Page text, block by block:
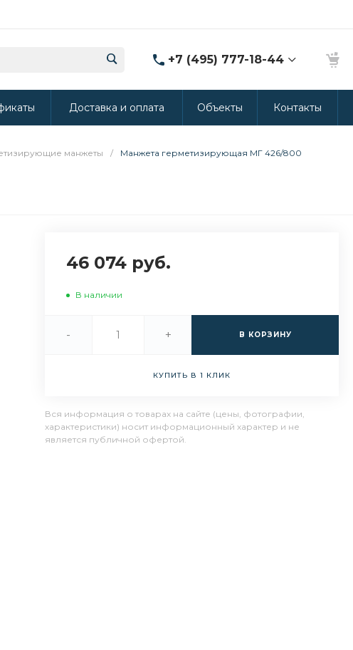
+7 (495) 777-18-44
8 (986) 314-94-49
Промышленная 15
8:30-20:00
Доставка и оплата Объекты Контакты
манжеты / Манжета герметизирующая МГ 426/800
46 074 руб.
В наличии
- + В КОРЗИНУ
КУПИТЬ В 1 КЛИК
Вся информация о товарах на сайте (цены, фотографии,
характеристики) носит информационный характер и не
является публичной офертой.